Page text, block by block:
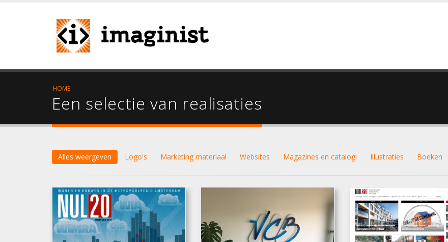
HOME
Een selectie van realisaties
Alles weergeven Logo's Marketing materiaal Websites Magazines en catalogi Illustraties Boeken